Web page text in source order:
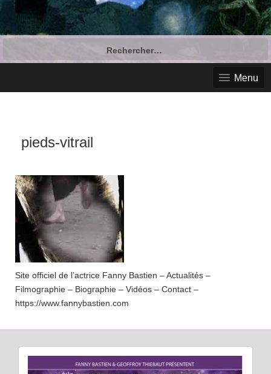
Menu
pieds-vitrail
Site officiel de l’actrice Fanny Bastien – Actualités –
Filmographie – Biographie – Vidéos – Contact –
https://www.fannybastien.com